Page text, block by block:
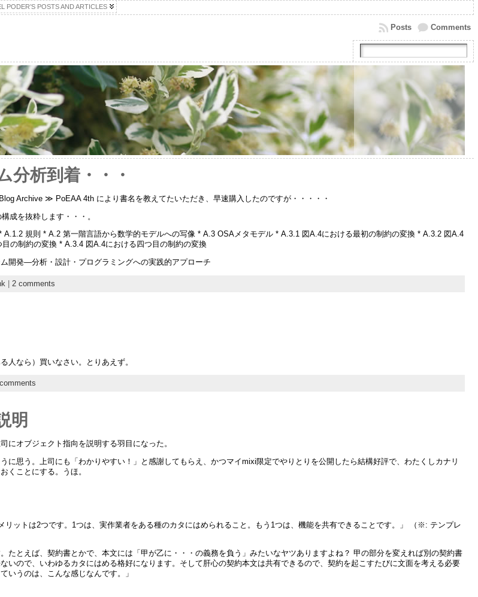
PODER’S POSTS AND ARTICLES
Comments
Posts
分析到着・・・
Archive ≫ PoEAA 4th により書名を教えてたいただき、早速購入したのですが・・・・・
成を抜粋します・・・。
規則 * A.2 第一階言語から数学的モデルへの写像 * A.3 OSAメタモデル * A.3.1 図A.4における最初の制約の変換 * A.3.2 図A.4
の制約の変換 * A.3.4 図A.4における四つ目の制約の変換
開発―分析・設計・プログラミングへの実践的アプローチ
2 comments
人なら）買いなさい。とりあえず。
明
にオブジェクト指向を説明する羽目になった。
に思う。上司にも「わかりやすい！」と感謝してもらえ、かつマイmixi限定でやりとりを公開したら結構好評で、わたくしカナリ
くことにする。うほ。
ットは2つです。1つは、実作業者をある種のカタにはめられること。もう1つは、機能を共有できることです。」 （※: テンプレ
たとえば、契約書とかで、本文には「甲が乙に・・・の義務を負う」みたいなヤツありますよね？ 甲の部分を変えれば別の契約書
いので、いわゆるカタにはめる格好になります。そして肝心の契約本文は共有できるので、契約を起こすたびに文面を考える必要
いうのは、こんな感じなんです。」